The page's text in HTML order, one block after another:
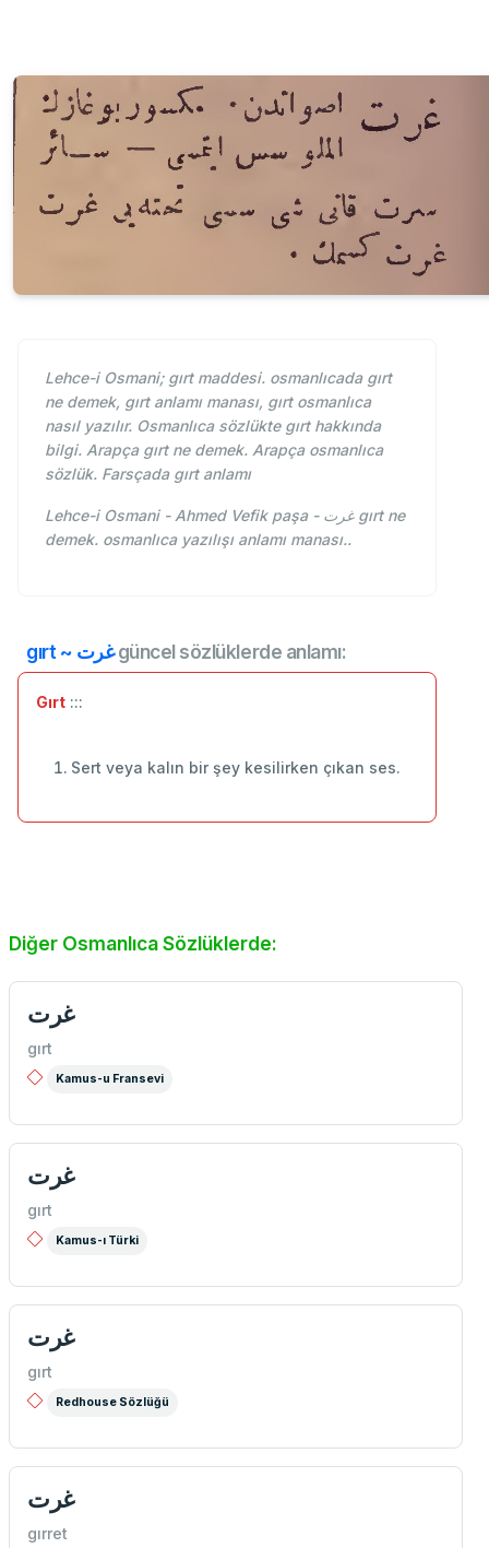
Lehce-i Osmani; gırt maddesi. osmanlıcada gırt
ne demek, gırt anlamı manası, gırt osmanlıca
nasıl yazılır. Osmanlıca sözlükte gırt hakkında
bilgi. Arapça gırt ne demek. Arapça osmanlıca
sözlük. Farsçada gırt anlamı
Lehce-i Osmani - Ahmed Vefik paşa - غرت gırt ne
demek. osmanlıca yazılışı anlamı manası..
gırt ~ غرتgüncel sözlüklerde anlamı:
Gırt :::
Sert veya kalın bir şey kesilirken çıkan ses.
Diğer Osmanlıca Sözlüklerde:
غرت
gırt
Kamus-u Fransevi
غرت
gırt
Kamus-ı Türki
غرت
gırt
Redhouse Sözlüğü
غرت
gırret